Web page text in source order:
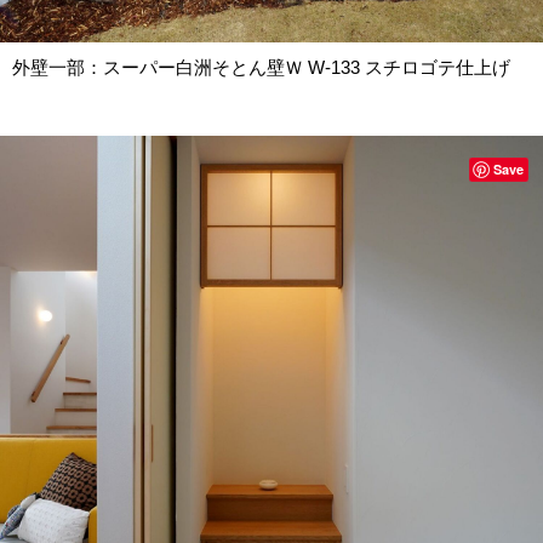
外壁一部：スーパー白洲そとん壁Ｗ W-133 スチロゴテ仕上げ
Save